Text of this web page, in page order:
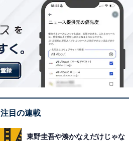
注目の連載
東野圭吾や湊かなえだけじゃな